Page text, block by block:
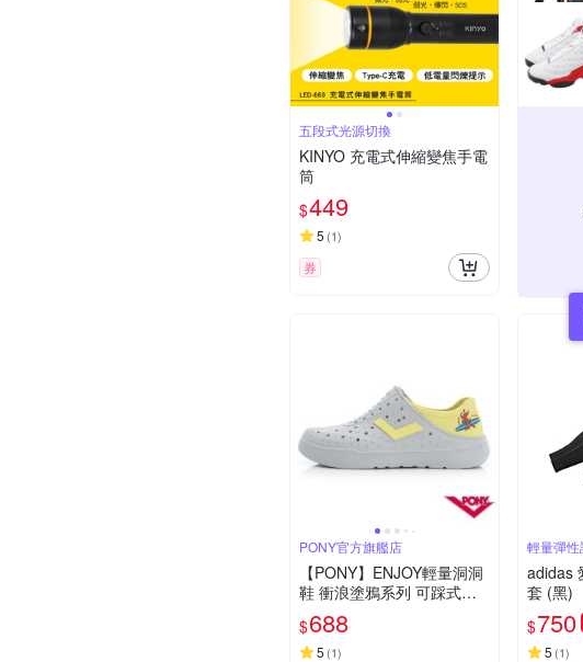
五段式光源切換
KINYO 充電式伸縮變焦手電
筒
$449
5 (1)
券
PONY官方旗艦店
【PONY】ENJOY輕量洞洞
鞋 衝浪塗鴉系列 可踩式後
跟 中性款 拖鞋 洞洞鞋 雨鞋
水鞋 晴雨兩用
$688
5 (1)
輕量彈
adidas
套 (黑)
$750
5 (1)